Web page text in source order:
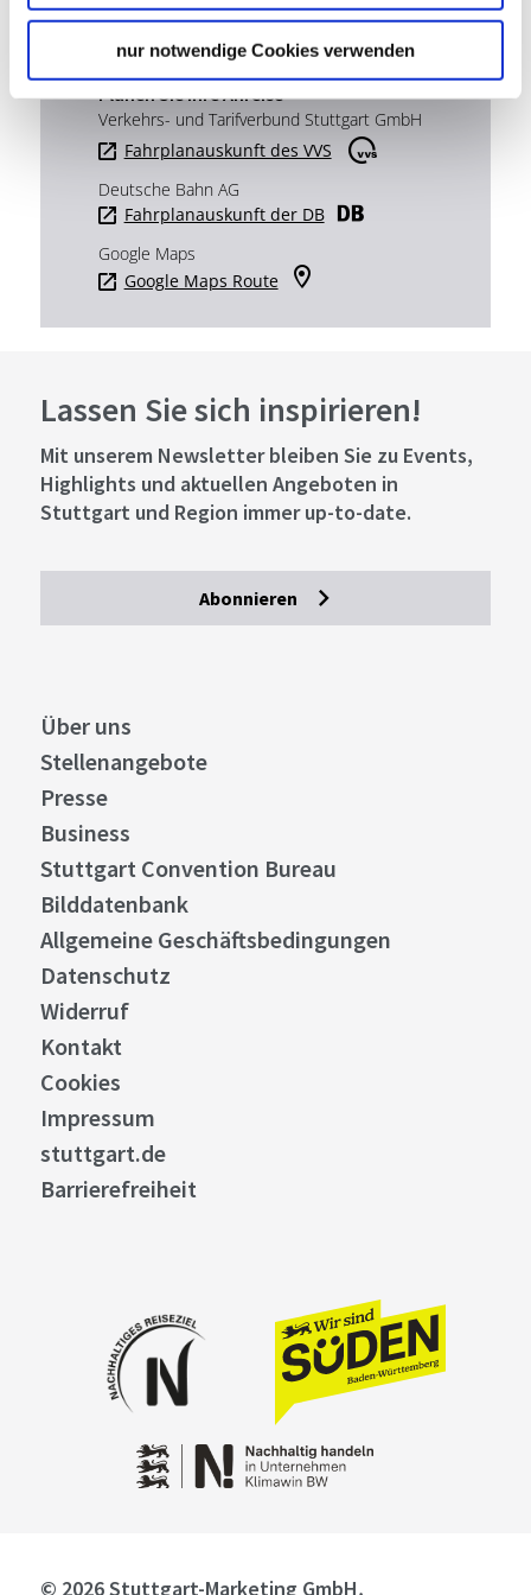
nur notwendige Cookies verwenden
Website:www.naturpark-schoenbuch.de
Planen Sie Ihre Anreise
Verkehrs- und Tarifverbund Stuttgart GmbH
Fahrplanauskunft des VVS
Deutsche Bahn AG
Fahrplanauskunft der DB
Google Maps
Google Maps Route
Lassen Sie sich inspirieren!
Mit unserem Newsletter bleiben Sie zu Events,
Highlights und aktuellen Angeboten in
Stuttgart und Region immer up-to-date.
Abonnieren
Über uns
Stellenangebote
Presse
Business
Stuttgart Convention Bureau
Bilddatenbank
Allgemeine Geschäftsbedingungen
Datenschutz
Widerruf
Kontakt
Cookies
Impressum
stuttgart.de
Barrierefreiheit
© 2026 Stuttgart-Marketing GmbH,